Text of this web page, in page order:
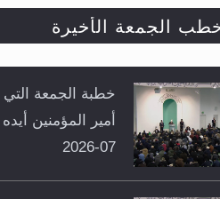
الجمعة الأخيرة
خطبة الجمعة
07-2026